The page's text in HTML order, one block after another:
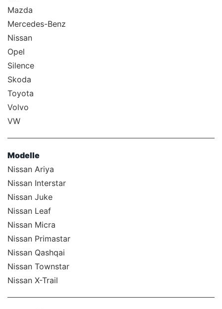
Mazda
Mercedes-Benz
Nissan
Opel
Silence
Skoda
Toyota
Volvo
VW
Modelle
Nissan Ariya
Nissan Interstar
Nissan Juke
Nissan Leaf
Nissan Micra
Nissan Primastar
Nissan Qashqai
Nissan Townstar
Nissan X-Trail